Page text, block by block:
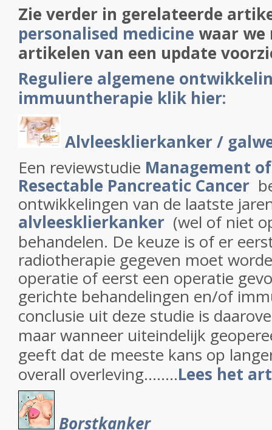
Zie verder in gerelateerde
personalised medicine waar
artikelen van een update
Reguliere algemene
immuuntherapie klik hier:
Alvleesklierkanker /
Een reviewstudie Management
Resectable Pancreatic Cancer
ontwikkelingen van de laatste
alvleesklierkanker (wel of niet
behandelen. De keuze is of er
radiotherapie gegeven moet
operatie of eerst een operatie
gerichte behandelingen en/of
conclusie uit deze studie is
maar wanneer uiteindelijk
geeft dat de meeste kans op
overall overleving........Lees het
Borstkanker